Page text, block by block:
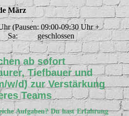
März
(Pausen: 09:00-09:30 Uhr +
Sa: geschlossen
ab sofort
Tiefbauer und
w/d)zur Verstärkung
Teams
Aufgaben? Du hast Erfahrung